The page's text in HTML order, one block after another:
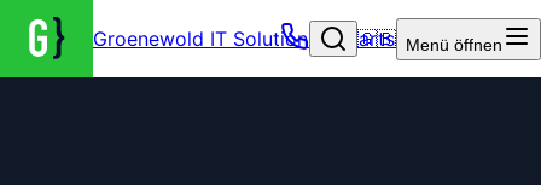
Groenewold IT Solutions – Startseite
🇬🇧 Menü öffnen